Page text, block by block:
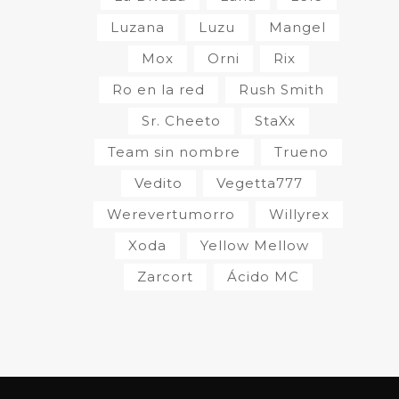
Luzana
Luzu
Mangel
Mox
Orni
Rix
Ro en la red
Rush Smith
Sr. Cheeto
StaXx
Team sin nombre
Trueno
Vedito
Vegetta777
Werevertumorro
Willyrex
Xoda
Yellow Mellow
Zarcort
Ácido MC